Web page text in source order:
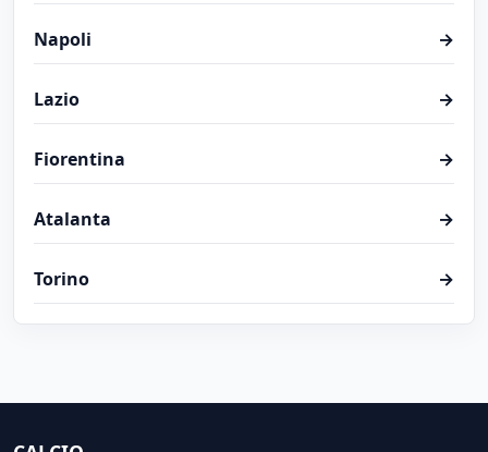
Napoli →
Lazio →
Fiorentina →
Atalanta →
Torino →